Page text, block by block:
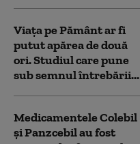
Viața pe Pământ ar fi
putut apărea de două
ori. Studiul care pune
sub semnul întrebării...
Medicamentele Colebil
și Panzcebil au fost